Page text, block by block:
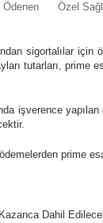
Ödenen Özel
sigortalılar
tutarları, prime
işverence
prime
Dahil